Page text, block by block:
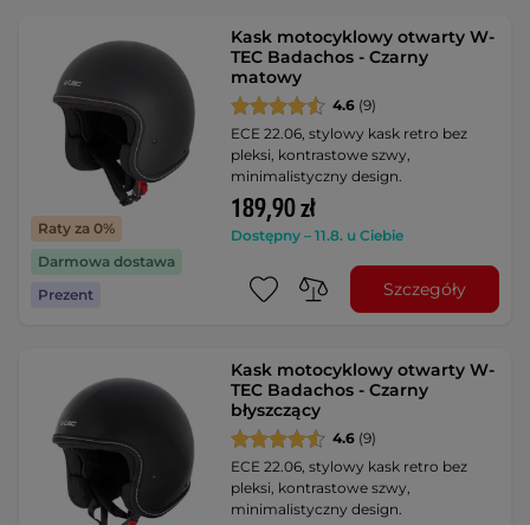
Raty za 0%
Darmowa dostawa
Prezent
Kask motocyklowy otwarty W-
TEC Badachos - Czarny
matowy
4.6 (9)
ECE 22.06, stylowy kask retro bez
pleksi, kontrastowe szwy,
minimalistyczny design.
189,90 zł
Dostępny – 11.8. u Ciebie
Szczegóły
Kask motocyklowy otwarty W-
TEC Badachos - Czarny
błyszczący
4.6 (9)
ECE 22.06, stylowy kask retro bez
pleksi, kontrastowe szwy,
minimalistyczny design.